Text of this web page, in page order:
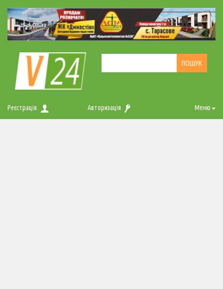
Реєстрація Авторизація Меню